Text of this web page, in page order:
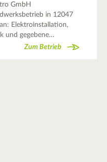
GmbH
in 12047
Elektroinstallation,
und gegebene…
Zum Betrieb